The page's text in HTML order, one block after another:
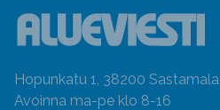
Hopunkatu 1, 38200 Sastamala
Avoinna ma-pe klo 8-16